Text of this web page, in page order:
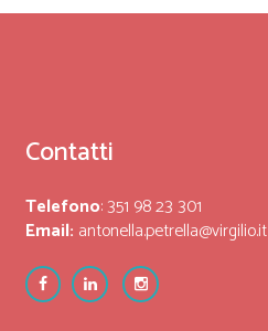
Contatti
Telefono: 351 98 23 301
Email: antonella.petrella@virgilio.it